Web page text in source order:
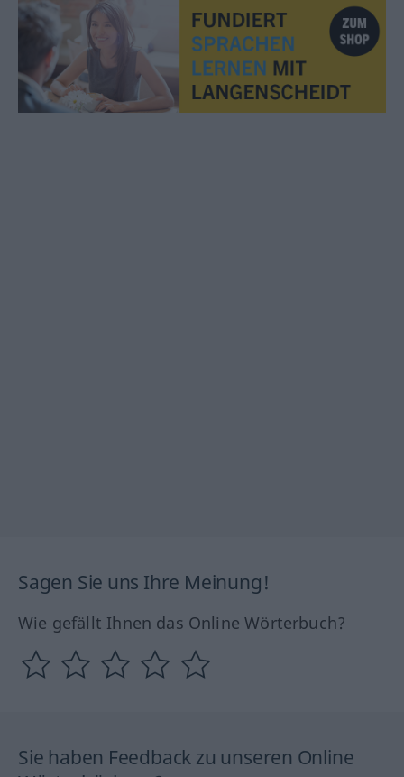
Sagen Sie uns Ihre Meinung!
Wie gefällt Ihnen das Online Wörterbuch?
Sie haben Feedback zu unseren Online